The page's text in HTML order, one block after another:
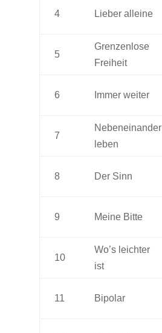
4 Lieber alleine
5
Grenzenlose
Freiheit
6 Immer weiter
7
Nebeneinander
leben
8 Der Sinn
9 Meine Bitte
10
Wo’s leichter
ist
11 Bipolar